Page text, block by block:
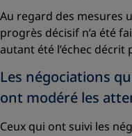
Au regard des mesures
progrès décisif n’a été
autant été l’échec
Les négociations
ont modéré les
Ceux qui ont suivi les